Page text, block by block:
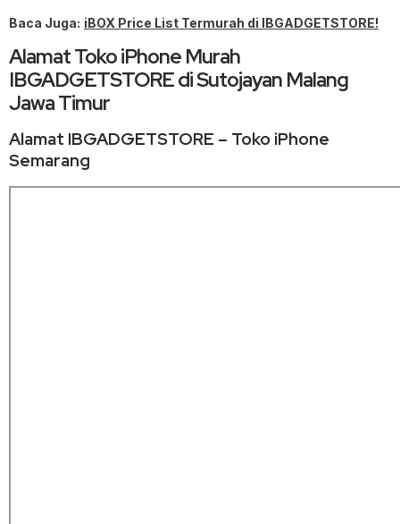
Baca Juga: iBOX Price List Termurah di IBGADGETSTORE!
Alamat Toko iPhone Murah
IBGADGETSTORE di Sutojayan Malang
Jawa Timur
Alamat IBGADGETSTORE – Toko iPhone
Semarang